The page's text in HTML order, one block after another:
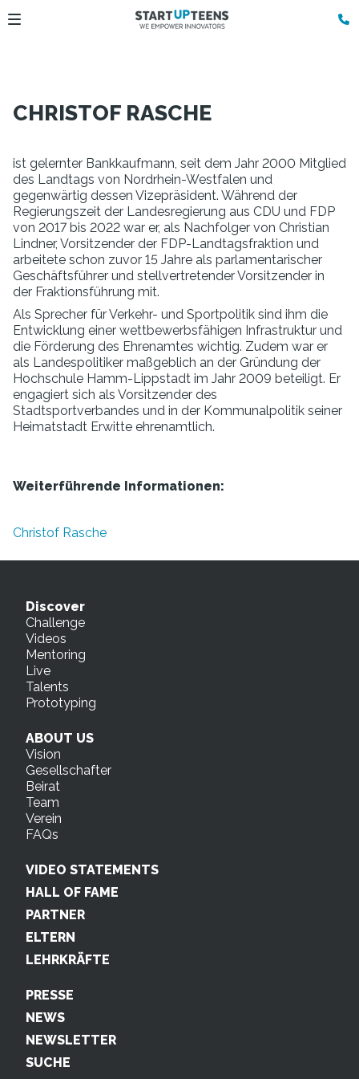
CHRISTOF RASCHE
ist gelernter Bankkaufmann, seit dem Jahr 2000 Mitglied
des Landtags von Nordrhein-Westfalen und
gegenwärtig dessen Vizepräsident. Während der
Regierungszeit der Landesregierung aus CDU und FDP
von 2017 bis 2022 war er, als Nachfolger von Christian
Lindner, Vorsitzender der FDP-Landtagsfraktion und
arbeitete schon zuvor 15 Jahre als parlamentarischer
Geschäftsführer und stellvertretender Vorsitzender in
der Fraktionsführung mit.
Als Sprecher für Verkehr- und Sportpolitik sind ihm die
Entwicklung einer wettbewerbsfähigen Infrastruktur und
die Förderung des Ehrenamtes wichtig. Zudem war er
als Landespolitiker maßgeblich an der Gründung der
Hochschule Hamm-Lippstadt im Jahr 2009 beteiligt. Er
engagiert sich als Vorsitzender des
Stadtsportverbandes und in der Kommunalpolitik seiner
Heimatstadt Erwitte ehrenamtlich.
Weiterführende Informationen:
Christof Rasche
Discover
Challenge
Videos
Mentoring
Live
Talents
Prototyping
ABOUT US
Vision
Gesellschafter
Beirat
Team
Verein
FAQs
VIDEO STATEMENTS
HALL OF FAME
PARTNER
ELTERN
LEHRKRÄFTE
PRESSE
NEWS
NEWSLETTER
SUCHE